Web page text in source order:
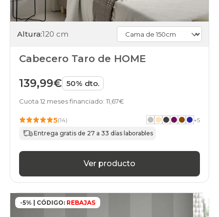
Altura:120 cm
Cabecero Taro de HOME
139,99€ 50% dto.
Cuota 12 meses financiado: 11,67€
5(14) +5
Entrega gratis de 27 a 33 días laborables
Ver producto
-5% | CÓDIGO: REBAJAS